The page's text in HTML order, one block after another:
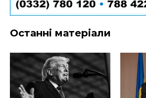
Останні матеріали